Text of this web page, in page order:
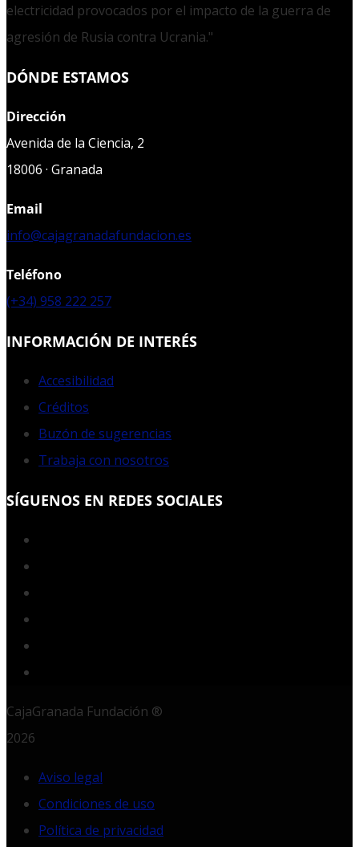
electricidad provocados por el impacto de la guerra de
agresión de Rusia contra Ucrania."
DÓNDE ESTAMOS
Dirección
Avenida de la Ciencia, 2
18006 · Granada
Email
info@cajagranadafundacion.es
Teléfono
(+34) 958 222 257
INFORMACIÓN DE INTERÉS
Accesibilidad
Créditos
Buzón de sugerencias
Trabaja con nosotros
SÍGUENOS EN REDES SOCIALES
CajaGranada Fundación ®
2026
Aviso legal
Condiciones de uso
Política de privacidad